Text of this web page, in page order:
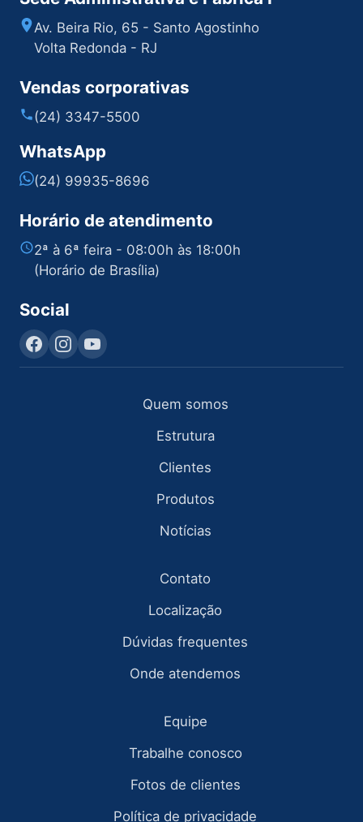
Av. Beira Rio, 65 - Santo Agostinho
Volta Redonda - RJ
Vendas corporativas
(24) 3347-5500
WhatsApp
(24) 99935-8696
Horário de atendimento
2ª à 6ª feira - 08:00h às 18:00h
(Horário de Brasília)
Social
Quem somos
Estrutura
Clientes
Produtos
Notícias
Contato
Localização
Dúvidas frequentes
Onde atendemos
Equipe
Trabalhe conosco
Fotos de clientes
Política de privacidade